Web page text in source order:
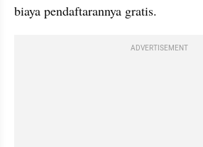
biaya pendaftarannya gratis.
ADVERTISEMENT